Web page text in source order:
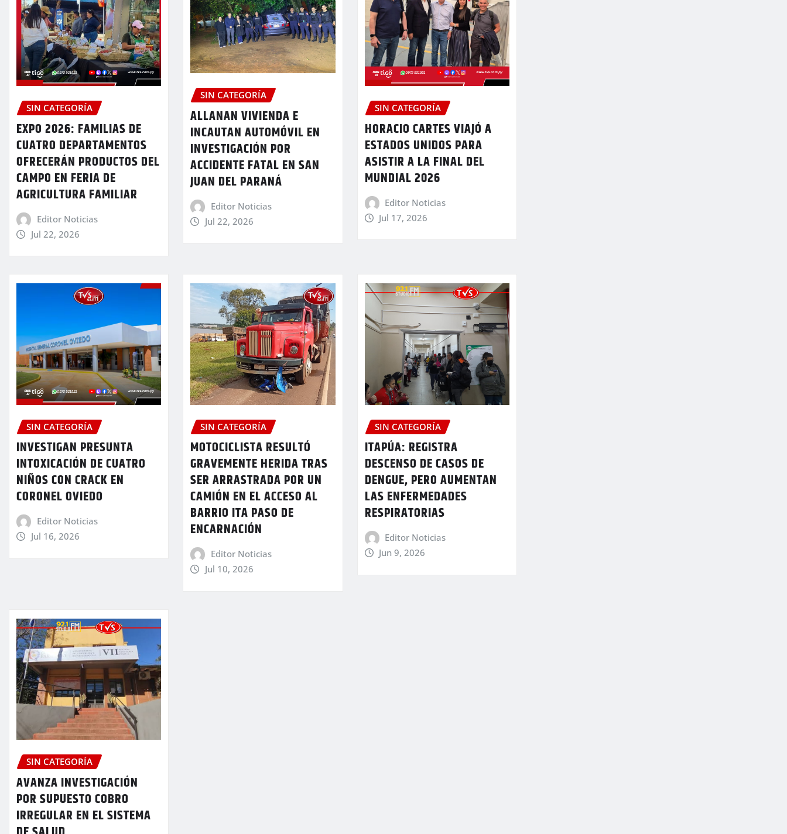
SIN CATEGORÍA
EXPO 2026: FAMILIAS DE
CUATRO DEPARTAMENTOS
OFRECERÁN PRODUCTOS DEL
CAMPO EN FERIA DE
AGRICULTURA FAMILIAR
Editor Noticias
Jul 22, 2026
SIN CATEGORÍA
ALLANAN VIVIENDA E
INCAUTAN AUTOMÓVIL EN
INVESTIGACIÓN POR
ACCIDENTE FATAL EN SAN
JUAN DEL PARANÁ
Editor Noticias
Jul 22, 2026
SIN CATEGORÍA
HORACIO CARTES VIAJÓ A
ESTADOS UNIDOS PARA
ASISTIR A LA FINAL DEL
MUNDIAL 2026
Editor Noticias
Jul 17, 2026
SIN CATEGORÍA
INVESTIGAN PRESUNTA
INTOXICACIÓN DE CUATRO
NIÑOS CON CRACK EN
CORONEL OVIEDO
Editor Noticias
Jul 16, 2026
SIN CATEGORÍA
MOTOCICLISTA RESULTÓ
GRAVEMENTE HERIDA TRAS
SER ARRASTRADA POR UN
CAMIÓN EN EL ACCESO AL
BARRIO ITA PASO DE
ENCARNACIÓN
Editor Noticias
Jul 10, 2026
SIN CATEGORÍA
ITAPÚA: REGISTRA
DESCENSO DE CASOS DE
DENGUE, PERO AUMENTAN
LAS ENFERMEDADES
RESPIRATORIAS
Editor Noticias
Jun 9, 2026
SIN CATEGORÍA
AVANZA INVESTIGACIÓN
POR SUPUESTO COBRO
IRREGULAR EN EL SISTEMA